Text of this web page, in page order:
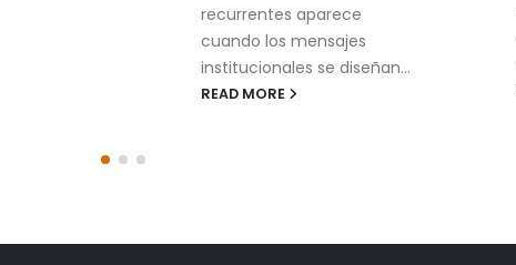
recurrentes aparece
cuando los mensajes
institucionales se diseñan...
READ MORE